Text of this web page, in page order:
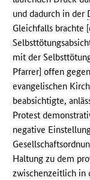
und dadurch in der
Gleichfalls brachte
mit der
Pfarrer] offen
evangelischen
beabsichtigte,
Protest
negative
Haltung zu dem
zwischenzeitlich in